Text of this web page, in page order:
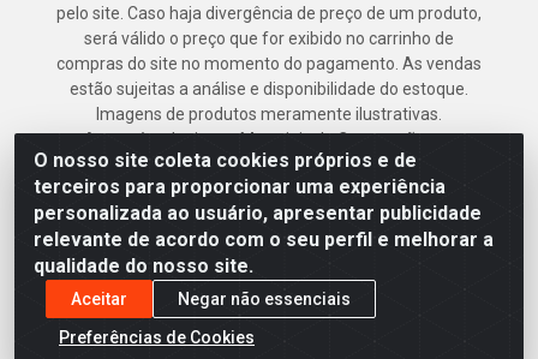
O nosso site coleta cookies próprios e de
terceiros para proporcionar uma experiência
personalizada ao usuário, apresentar publicidade
relevante de acordo com o seu perfil e melhorar a
qualidade do nosso site.
Aceitar
Negar não essenciais
Preferências de Cookies
pelo site. Caso haja divergência de preço de um produto,
será válido o preço que for exibido no carrinho de
compras do site no momento do pagamento. As vendas
estão sujeitas a análise e disponibilidade do estoque.
Imagens de produtos meramente ilustrativas.
Armazém Jenipapo Materiais de Construção em
Geral LTDA - Rua das Flores, 2691 - Guabiraba,
Recife/PE - CEP 52.291-630 - CNPJ
41.097.379/0001-